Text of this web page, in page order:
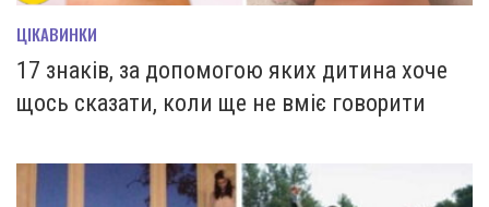
ЦІКАВИНКИ
17 знаків, за допомогою яких дитина хоче
щось сказати, коли ще не вміє говорити